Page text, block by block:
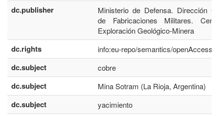
dc.publisher
Ministerio de Defensa. Dirección
de Fabricaciones Militares.
Exploración Geológico-Minera
dc.rights info:eu-repo/semantics/openAccess
dc.subject cobre
dc.subject Mina Sotram (La Rioja, Argentina)
dc.subject yacimiento